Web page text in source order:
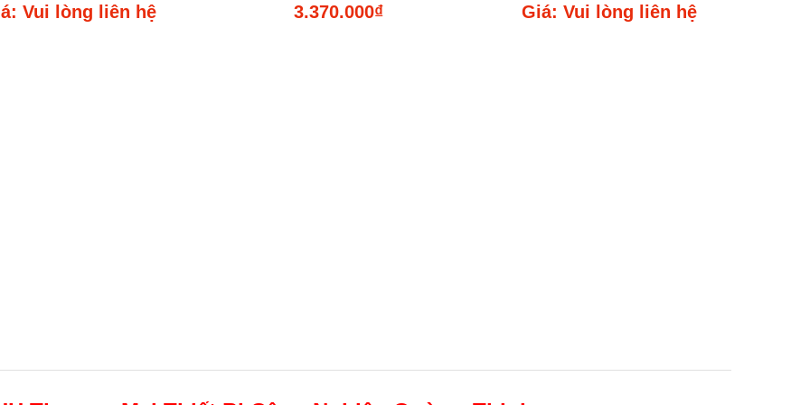
Vui lòng liên hệ 3.370.000₫ Giá: Vui lòng liên hệ